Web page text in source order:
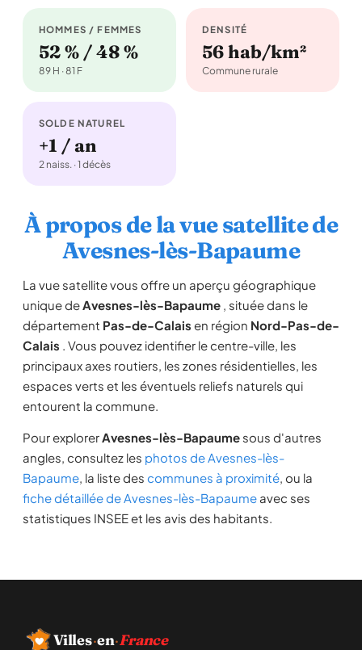
HOMMES / FEMMES
52 % / 48 %
89 H · 81 F
DENSITÉ
56 hab/km²
Commune rurale
SOLDE NATUREL
+1 / an
2 naiss. · 1 décès
À propos de la vue satellite de
Avesnes-lès-Bapaume
La vue satellite vous offre un aperçu géographique
unique deAvesnes-lès-Bapaume , située dans le
département Pas-de-Calais en région Nord-Pas-de-
Calais . Vous pouvez identifier le centre-ville, les
principaux axes routiers, les zones résidentielles, les
espaces verts et les éventuels reliefs naturels qui
entourent la commune.
Pour explorerAvesnes-lès-Bapaume sous d'autres
angles, consultez les photos de Avesnes-lès-
Bapaume, la liste des communes à proximité, ou la
fiche détaillée de Avesnes-lès-Bapaume avec ses
statistiques INSEE et les avis des habitants.
Villes·en·France